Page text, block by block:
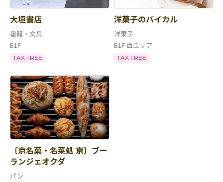
大垣書店
書籍・文具
B1F
TAX FREE
洋菓子のバイカル
洋菓子
B1F 西エリア
TAX FREE
〔京名菓・名菜処 亰〕ブー
ランジェオクダ
パン